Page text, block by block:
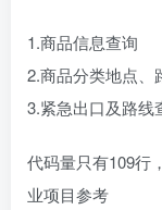
1.商品信息查询
2.商品分类地点、
3.紧急出口及路线
代码量只有109行
业项目参考